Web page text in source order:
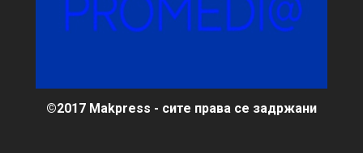
©2017 Makpress - сите права се задржани